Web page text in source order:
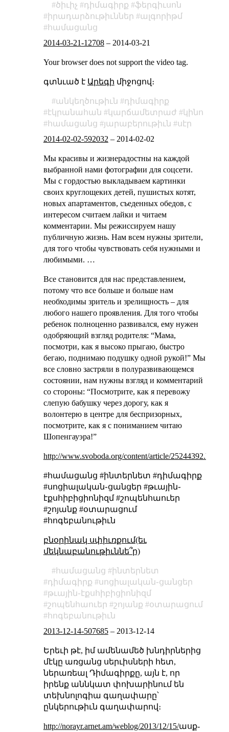
ծիւիչ դիմագիրք
ֆերգիւսոն
իրադարձութիւններ
ալգորիթմ
համացանց
2014-03-21-12708– 2014-03-21
Your browser does not support the video tag.
գտնւած է Արեգի միջոցով։
անկեղծութիւն
դիմագիրք
էկրանահան
կարճամետրաժ
կինո
համացանց
յարաբերութիւն
սէր
2014-02-02-592032 – 2014-02-02
Мы красивы и жизнерадостны на каждой
выбранной нами фотографии для соцсети.
Мы с гордостью выкладываем картинки
своих круглощеких детей, пушистых котят,
новых апартаментов, съеденных обедов, с
интересом считаем лайки и читаем
комментарии. Мы режиссируем нашу
публичную жизнь. Нам всем нужны зрители,
для того чтобы чувствовать себя нужными и
любимыми. …
Все становится для нас представлением,
потому что все больше и больше нам
необходимы зритель и зрелищность – для
любого нашего проявления. Для того чтобы
ребенок полноценно развивался, ему нужен
одобряющий взгляд родителя: “Мама,
посмотри, как я высоко прыгаю, быстро
бегаю, поднимаю подушку одной рукой!” Мы
все словно застряли в полуразвивающемся
состоянии, нам нужны взгляд и комментарий
со стороны: “Посмотрите, как я перевожу
слепую бабушку через дорогу, как я
волонтерю в центре для беспризорных,
посмотрите, как я с пониманием читаю
Шопенгауэра!”
http://www.svoboda.org/content/article/25244392.html
#համացանց #ինտերնետ #դիմագիրք
#սոցիալական֊ցանցեր #թւային֊
էքսհիբիցիոնիզմ #շոպենհաուեր
#շոյանք #օտարացում
#հոգեբանութիւն
բնօրինակ սփիւռքում(եւ
մեկնաբանութիւննե՞ր)
համացանց
ինտերնետ
դիմագիրք
սոցիալական֊ցանցեր
թւային֊էքսհիբիցիոնիզմ
շոպենհաուեր
շոյանք
օտարացում
հոգեբանութիւն
2013-12-14-507685– 2013-12-14
Երեւի թէ, իմ ամենամեծ խնդիրներից
մէկը առցանց սերւիսների հետ,
ներառեալ Դիմագիրքը, այն է, որ
իրենք աննկատ փոխարինում են
տեխնոլոգիա գաղափարը՝
ընկերութիւն գաղափարով։
http://norayr.arnet.am/weblog/2013/12/15/ասք-